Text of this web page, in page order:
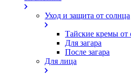
Уход и защита от солнца
Тайские кремы от
Для загара
После загара
Для лица